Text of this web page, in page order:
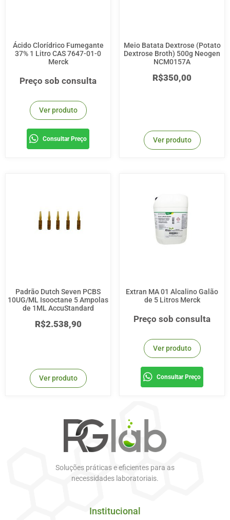
Ácido Clorídrico Fumegante
37% 1 Litro CAS 7647-01-0
Merck
Preço sob consulta
Ver produto
Consultar Preço
Meio Batata Dextrose (Potato
Dextrose Broth) 500g Neogen
NCM0157A
R$350,00
Ver produto
Padrão Dutch Seven PCBS
10UG/ML Isooctane 5 Ampolas
de 1ML AccuStandard
R$2.538,90
Ver produto
Extran MA 01 Alcalino Galão
de 5 Litros Merck
Preço sob consulta
Ver produto
Consultar Preço
Soluções práticas e eficientes para as
necessidades laboratoriais.
Institucional